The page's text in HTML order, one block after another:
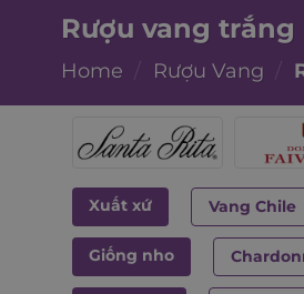
Rượu vang trắng
Home / Rượu Vang /
Xuất xứ Vang Chile
Giống nho